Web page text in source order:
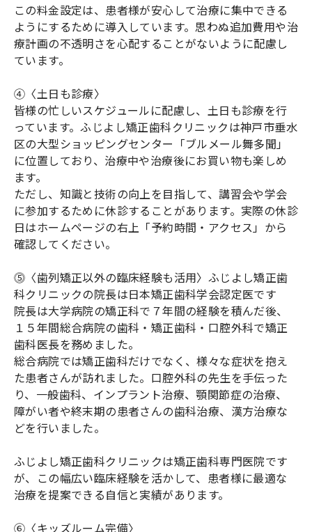
この料金設定は、患者様が安心して治療に集中できる
ようにするために導入しています。思わぬ追加費用や治
療計画の不透明さを心配することがないように配慮し
ています。
④〈土日も診療〉
皆様の忙しいスケジュールに配慮し、土日も診療を行
っています。ふじよし矯正歯科クリニックは神戸市垂水
区の大型ショッピングセンター「ブルメール舞多聞」
に位置しており、治療中や治療後にお買い物も楽しめ
ます。
ただし、知識と技術の向上を目指して、講習会や学会
に参加するために休診することがあります。実際の休診
日はホームページの右上「予約時間・アクセス」から
確認してください。
⓹〈歯列矯正以外の臨床経験も活用〉ふじよし矯正歯
科クリニックの院長は日本矯正歯科学会認定医です
院長は大学病院の矯正科で７年間の経験を積んだ後、
１５年間総合病院の歯科・矯正歯科・口腔外科で矯正
歯科医長を務めました。
総合病院では矯正歯科だけでなく、様々な症状を抱え
た患者さんが訪れました。口腔外科の先生を手伝った
り、一般歯科、インプラント治療、顎関節症の治療、
障がい者や終末期の患者さんの歯科治療、漢方治療な
どを行いました。
ふじよし矯正歯科クリニックは矯正歯科専門医院です
が、この幅広い臨床経験を活かして、患者様に最適な
治療を提案できる自信と実績があります。
⑥〈キッズルーム完備〉